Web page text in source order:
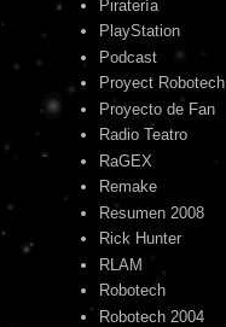
Piratería
PlayStation
Podcast
Proyect Robotech
Proyecto de Fan
Radio Teatro
RaGEX
Remake
Resumen 2008
Rick Hunter
RLAM
Robotech
Robotech 2004